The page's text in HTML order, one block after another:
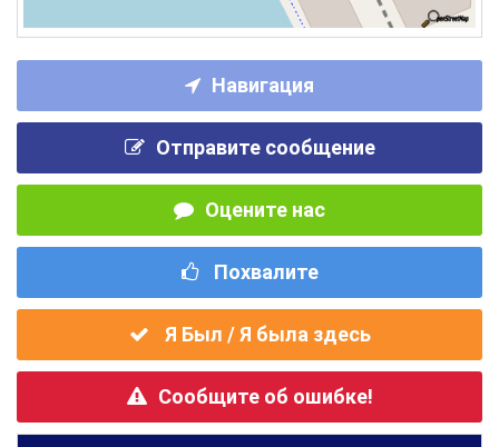
Навигация
Отправите сообщение
Оцените нас
Похвалите
Я Был / Я была здесь
Сообщите об ошибке!